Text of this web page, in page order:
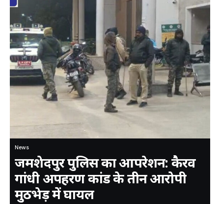
News
जमशेदपुर पुलिस का आपरेशन: कैरव
गांधी अपहरण कांड के तीन आरोपी
मुठभेड़ में घायल